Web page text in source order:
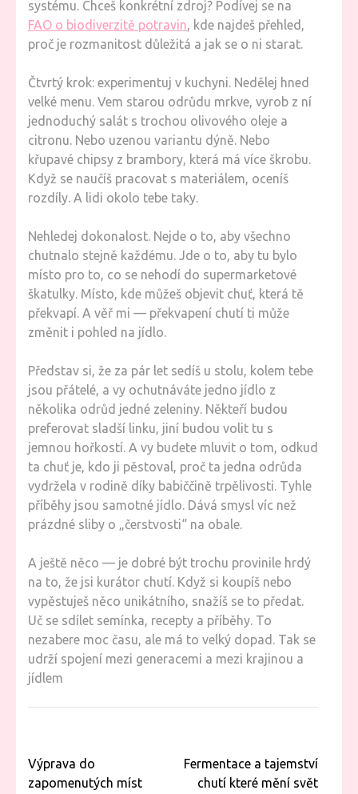
systému. Chceš konkrétní zdroj? Podívej se na
FAO o biodiverzitě potravin, kde najdeš přehled,
proč je rozmanitost důležitá a jak se o ni starat.
Čtvrtý krok: experimentuj v kuchyni. Nedělej hned
velké menu. Vem starou odrůdu mrkve, vyrob z ní
jednoduchý salát s trochou olivového oleje a
citronu. Nebo uzenou variantu dýně. Nebo
křupavé chipsy z brambory, která má více škrobu.
Když se naučíš pracovat s materiálem, oceníš
rozdíly. A lidi okolo tebe taky.
Nehledej dokonalost. Nejde o to, aby všechno
chutnalo stejně každému. Jde o to, aby tu bylo
místo pro to, co se nehodí do supermarketové
škatulky. Místo, kde můžeš objevit chuť, která tě
překvapí. A věř mi — překvapení chutí ti může
změnit i pohled na jídlo.
Představ si, že za pár let sedíš u stolu, kolem tebe
jsou přátelé, a vy ochutnáváte jedno jídlo z
několika odrůd jedné zeleniny. Někteří budou
preferovat sladší linku, jiní budou volit tu s
jemnou hořkostí. A vy budete mluvit o tom, odkud
ta chuť je, kdo ji pěstoval, proč ta jedna odrůda
vydržela v rodině díky babiččině trpělivosti. Tyhle
příběhy jsou samotné jídlo. Dává smysl víc než
prázdné sliby o „čerstvosti“ na obale.
A ještě něco — je dobré být trochu provinile hrdý
na to, že jsi kurátor chutí. Když si koupíš nebo
vypěstuješ něco unikátního, snažíš se to předat.
Uč se sdílet semínka, recepty a příběhy. To
nezabere moc času, ale má to velký dopad. Tak se
udrží spojení mezi generacemi a mezi krajinou a
jídlem
Navigace
pro
Výprava do
zapomenutých míst
Fermentace a tajemství
chutí které mění svět